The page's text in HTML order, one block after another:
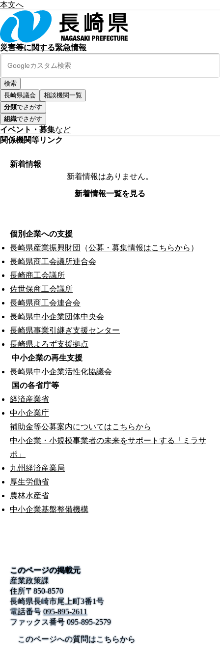
本文へ
災害等に関する緊急情報
長崎県議会
相談機関一覧
分類でさがす
組織でさがす
イベント・募集など
関係機関等リンク
新着情報
新着情報はありません。
新着情報一覧を見る
個別企業への支援
長崎県産業振興財団
（公募・募集情報はこちらから ）
長崎県商工会議所連合会
長崎商工会議所
佐世保商工会議所
長崎県商工会連合会
長崎県中小企業団体中央会
長崎県事業引継ぎ支援センター
長崎県よろず支援拠点
中小企業の再生支援
長崎県中小企業活性化協議会
国の各省庁等
経済産業省
中小企業庁
補助金等公募案内についてはこちらから
中小企業・小規模事業者の未来をサポートする「ミラサ
ポ」
九州経済産業局
厚生労働省
農林水産省
中小企業基盤整備機構
このページの掲載元
産業政策課
住所〒850-8570
長崎県長崎市尾上町3番1号
電話番号 095-895-2611
ファックス番号095-895-2579
このページへの質問はこちらから